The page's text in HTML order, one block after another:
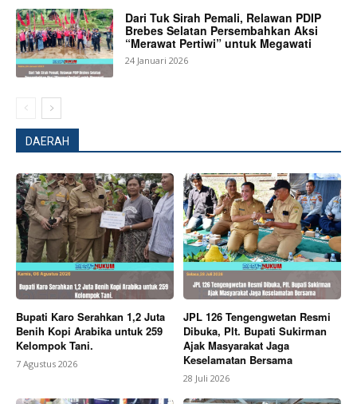
Dari Tuk Sirah Pemali, Relawan PDIP
Brebes Selatan Persembahkan Aksi
“Merawat Pertiwi” untuk Megawati
24 Januari 2026
DAERAH
Bupati Karo Serahkan 1,2 Juta
Benih Kopi Arabika untuk 259
Kelompok Tani.
7 Agustus 2026
JPL 126 Tengengwetan Resmi
Dibuka, Plt. Bupati Sukirman
Ajak Masyarakat Jaga
Keselamatan Bersama
28 Juli 2026